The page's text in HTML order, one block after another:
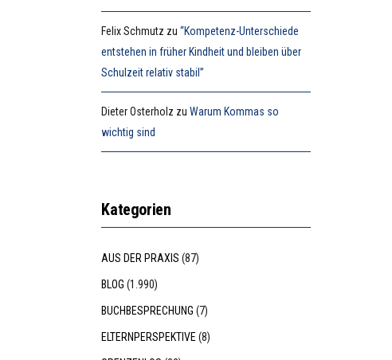
Felix Schmutz zu“Kompetenz-Unterschiede
entstehen in früher Kindheit und bleiben über
Schulzeit relativ stabil”
Dieter Osterholz zuWarum Kommas so
wichtig sind
Kategorien
AUS DER PRAXIS (87)
BLOG (1.990)
BUCHBESPRECHUNG (7)
ELTERNPERSPEKTIVE(8)